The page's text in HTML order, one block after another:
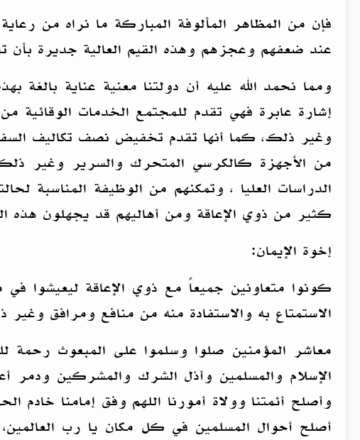
فإن من المظاهر المألوفة المباركة ما نراه من رعاية
عند ضعفهم وعجزهم وهذه القيم العالية جديرة بأن
ومما نحمد الله عليه أن دولتنا معنية عناية بالغة
إشارة عابرة فهي تقدم للمجتمع الخدمات الوقائية
وغير ذلك، كما أنها تقدم تخفيض نصف تكاليف السفر
من الأجهزة كالكرسي المتحرك والسرير وغير
الدراسات العليا ، وتمكنهم من الوظيفة المناسبة
كثير من ذوي الإعاقة ومن أهاليهم قد يجهلون هذه
إخوة الإيمان:
كونوا متعاونين جميعاً مع ذوي الإعاقة ليعيشوا
الاستمتاع به والاستفادة منه من منافع ومرافق
معاشر المؤمنين صلوا وسلموا على المبعوث
الإسلام والمسلمين وأذل الشرك والمشركين ودمر
وأصلح أئمتنا وولاة أمورنا اللهم وفق إمامنا
أصلح أحوال المسلمين في كل مكان يا رب